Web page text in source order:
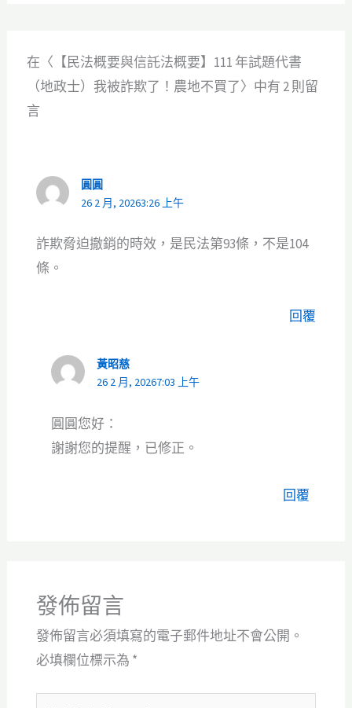
在〈【民法概要與信託法概要】111 年試題代書
（地政士）我被詐欺了！農地不買了〉中有 2 則留
言
圓圓
26 2 月, 20263:26 上午
詐欺脅迫撤銷的時效，是民法第93條，不是104
條。
回覆
黃昭慈
26 2 月, 20267:03 上午
圓圓您好：
謝謝您的提醒，已修正。
回覆
發佈留言
發佈留言必須填寫的電子郵件地址不會公開。
必填欄位標示為 *